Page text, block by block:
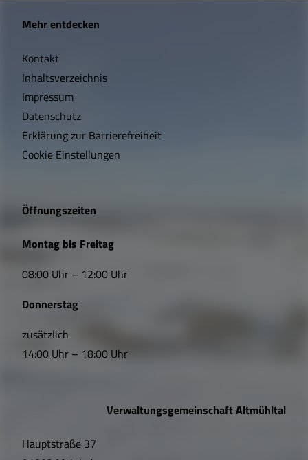
W
c
h
t
i
e
L
n
k
s
f
Mehr entdecken
Kontakt
Inhaltsverzeichnis
Impressum
Datenschutz
Erklärung zur Barrierefreiheit
Cookie Einstellungen
Öffnungszeiten
Montag bis Freitag
08:00 Uhr – 12:00 Uhr
Donnerstag
zusätzlich
14:00 Uhr – 18:00 Uhr
Verwaltungsgemeinschaft Altmühltal
Hauptstraße 37